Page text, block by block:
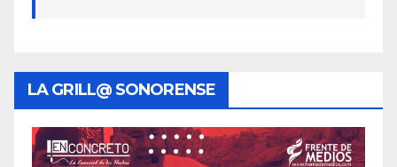
LA GRILL@ SONORENSE